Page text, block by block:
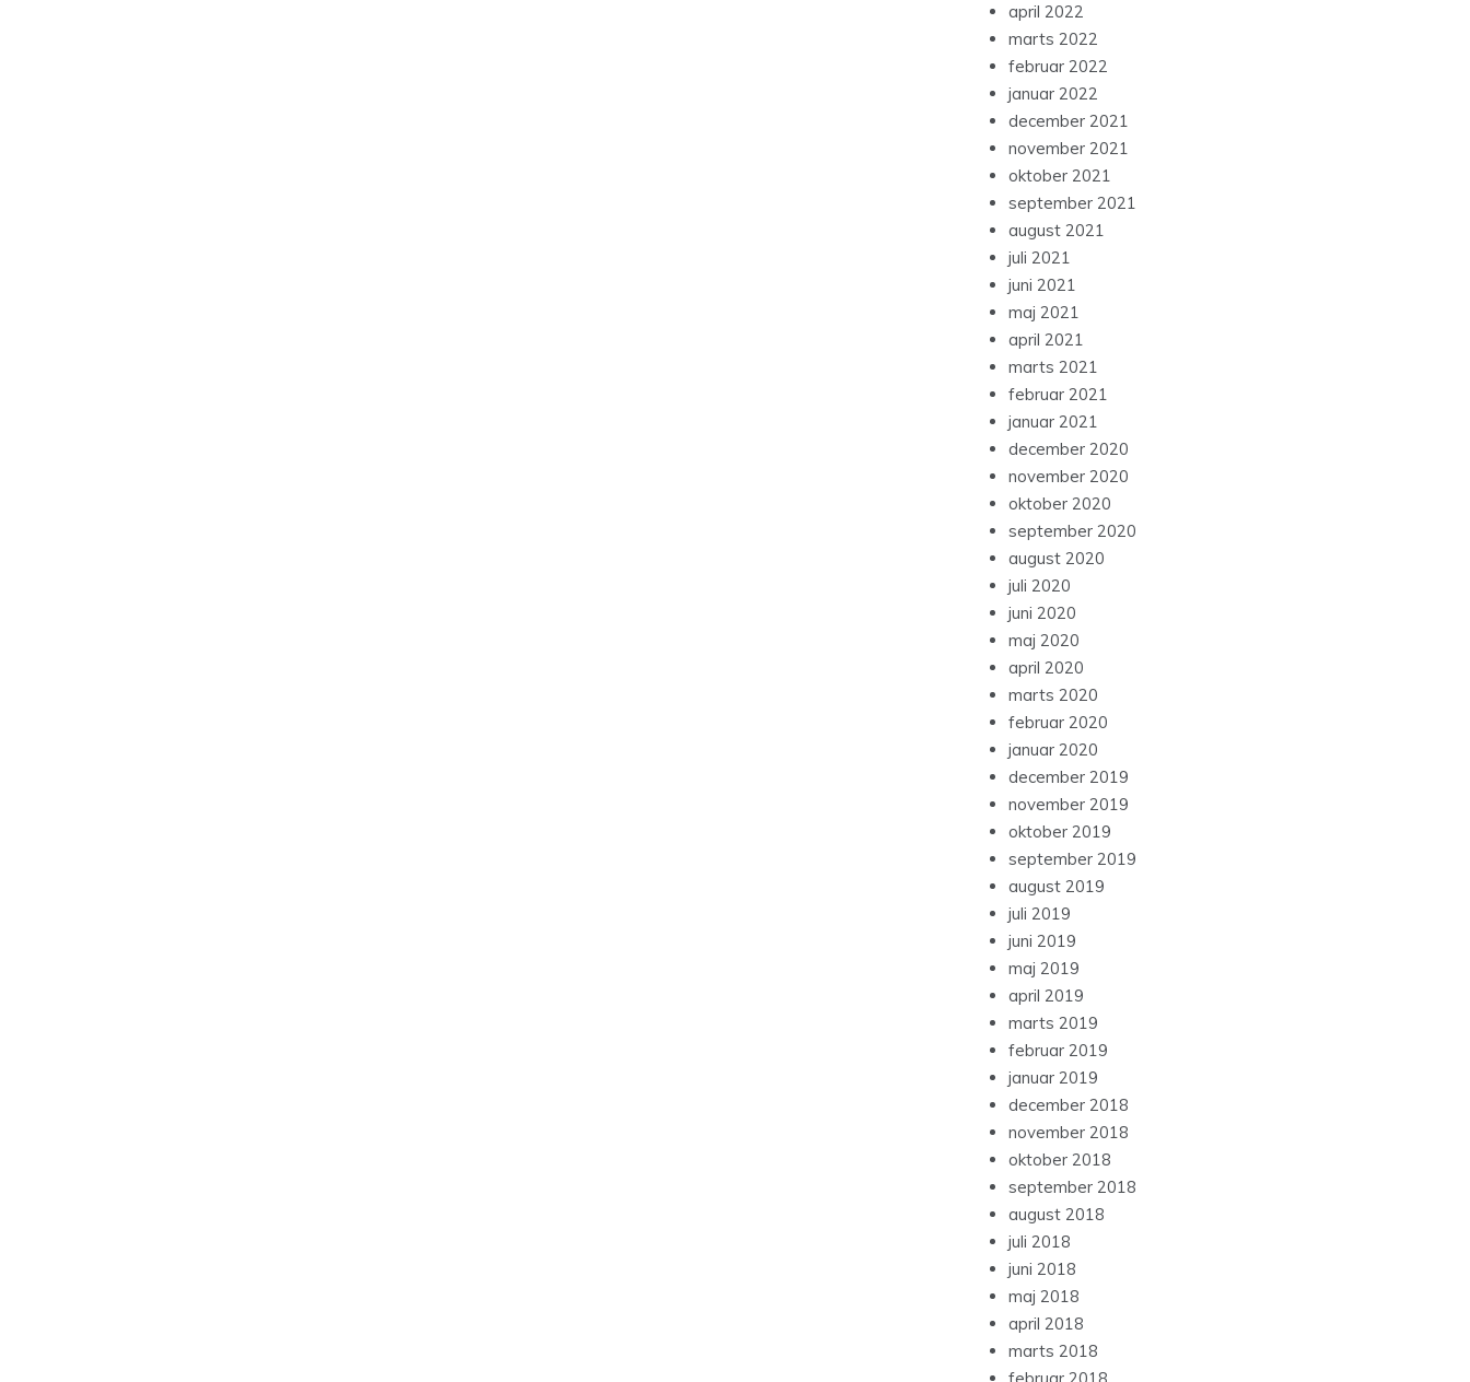
april 2022
marts 2022
februar 2022
januar 2022
december 2021
november 2021
oktober 2021
september 2021
august 2021
juli 2021
juni 2021
maj 2021
april 2021
marts 2021
februar 2021
januar 2021
december 2020
november 2020
oktober 2020
september 2020
august 2020
juli 2020
juni 2020
maj 2020
april 2020
marts 2020
februar 2020
januar 2020
december 2019
november 2019
oktober 2019
september 2019
august 2019
juli 2019
juni 2019
maj 2019
april 2019
marts 2019
februar 2019
januar 2019
december 2018
november 2018
oktober 2018
september 2018
august 2018
juli 2018
juni 2018
maj 2018
april 2018
marts 2018